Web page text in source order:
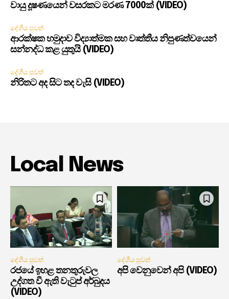
වායු දූෂණයෙන් වසරකට මරණ 7000ක් (VIDEO)
දේශීය පුවත්
ආරක්ෂක හමුදාව විද්‍යාත්මක සහ වෘත්තීය නිපුණත්වයෙන්
සන්නද්ධ කළ යුතුයි (VIDEO)
දේශීය පුවත්
නිරිතට අද සිට තද වැසි (VIDEO)
Local News
දේශීය පුවත්
රජයේ ඉහළ තනතුරුවල
උද්ගත වී ඇති වැටුප් අර්බුදය
(VIDEO)
දේශීය පුවත්
අපි වෙනුවෙන් අපි (VIDEO)